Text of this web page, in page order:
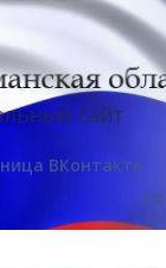
ВКонтакте